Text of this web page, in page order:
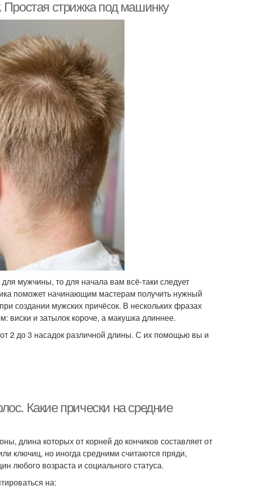
Простая стрижка под машинку
мужчины, то для начала вам всё-таки следует
поможет начинающим мастерам получить нужный
создании мужских причёсок. В нескольких фразах
виски и затылок короче, а макушка длиннее.
2 до 3 насадок различной длины. С их помощью вы и
Какие прически на средние
длина которых от корней до кончиков составляет от
ключиц, но иногда средними считаются пряди,
любого возраста и социального статуса.
на: